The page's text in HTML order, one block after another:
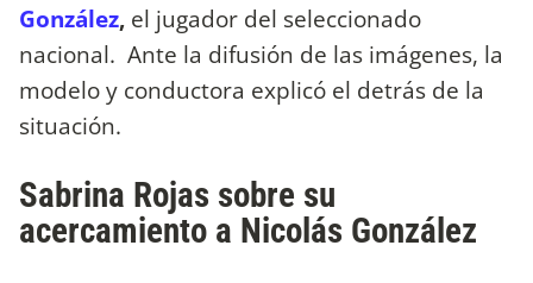
González, el jugador del seleccionado
nacional. Ante la difusión de las imágenes, la
modelo y conductora explicó el detrás de la
situación.
Sabrina Rojas sobre su
acercamiento a Nicolás González